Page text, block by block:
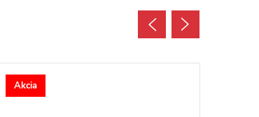
Akcia